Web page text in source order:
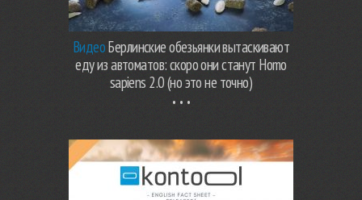
ВидеоБерлинские обезьянки вытаскивают
еду из автоматов: скоро они станут Homo
sapiens 2.0 (но это не точно)